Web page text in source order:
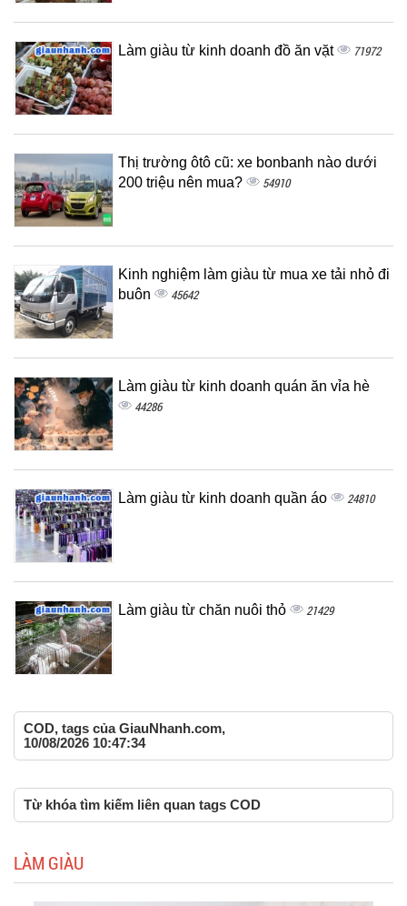
Làm giàu từ kinh doanh đồ ăn vặt 71972
Thị trường ôtô cũ: xe bonbanh nào dưới
200 triệu nên mua?
54910
Kinh nghiệm làm giàu từ mua xe tải nhỏ đi
buôn
45642
Làm giàu từ kinh doanh quán ăn vỉa hè
44286
Làm giàu từ kinh doanh quần áo 24810
Làm giàu từ chăn nuôi thỏ 21429
COD, tags của GiauNhanh.com,
10/08/2026 10:47:34
Từ khóa tìm kiếm liên quan tags COD
LÀM GIÀU